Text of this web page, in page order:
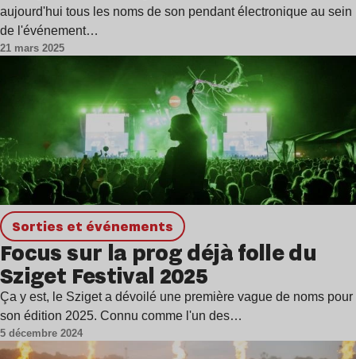
aujourd'hui tous les noms de son pendant électronique au sein
de l'événement…
21 mars 2025
Sorties et événements
Focus sur la prog déjà folle du
Sziget Festival 2025
Ça y est, le Sziget a dévoilé une première vague de noms pour
son édition 2025. Connu comme l'un des…
5 décembre 2024